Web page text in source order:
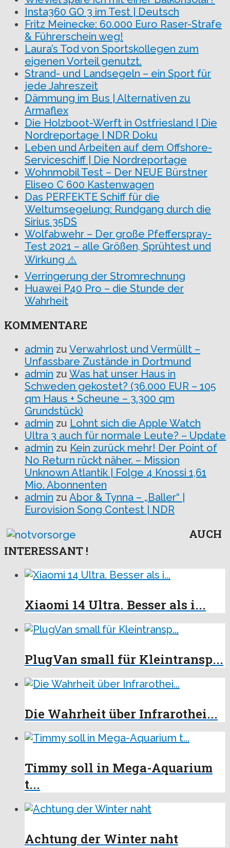
Insta360 GO 3 im Test | Deutsch
Fritz Meinecke: 60.000 Euro Raser-Strafe
& Führerschein weg!
Laura’s Tod von Sportskollegen zum
eigenen Vorteil genutzt.
Strand- und Landsegeln – ein Sport für
jede Jahreszeit
Dämmung im Bus | Alternativen zu
Armaflex
Die Holzboot-Werft in Ostfriesland | Die
Nordreportage | NDR Doku
Leben und Arbeiten auf dem Offshore-
Serviceschiff | Die Nordreportage
Wohnmobil Test – Der NEUE Bürstner
Eliseo C 600 Kastenwagen
Das PERFEKTE Schiff für die
Weltumsegelung: Rundgang durch die
Sirius 35DS
Wolfabwehr – Der große Pfefferspray-
Test 2021 – alle Größen, Sprühtest und
Wirkung ⚠️
Verringerung der Stromrechnung
Huawei P40 Pro – die Stunde der
Wahrheit
KOMMENTARE
admin zu Verwahrlost und Vermüllt –
Unfassbare Zustände in Dortmund
admin zu Was hat unser Haus in
Schweden gekostet? (36.000 EUR – 105
qm Haus + Scheune – 3.300 qm
Grundstück)
admin zu Lohnt sich die Apple Watch
Ultra 3 auch für normale Leute? – Update
admin zu Kein zurück mehr! Der Point of
No Return rückt näher. – Mission
Unknown Atlantik | Folge 4 Knossi 1,61
Mio. Abonnenten
admin zu Abor & Tynna – „Baller“ |
Eurovision Song Contest | NDR
AUCH
INTERESSANT !
Xiaomi 14 Ultra. Besser als i...
PlugVan small für Kleintransp...
Die Wahrheit über Infrarothei...
Timmy soll in Mega-Aquarium
t...
Achtung der Winter naht